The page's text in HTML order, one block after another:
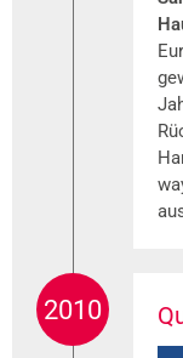
2010